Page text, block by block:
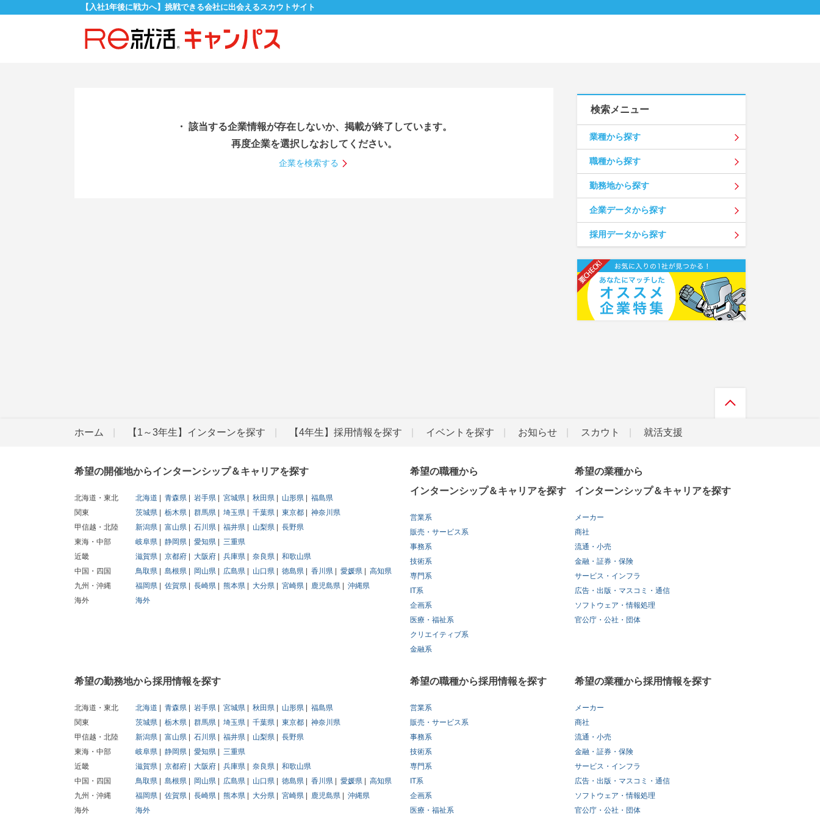
【入社1年後に戦力へ】挑戦できる会社に出会えるスカウトサイト
・ 該当する企業情報が存在しないか、掲載が終了しています。
再度企業を選択しなおしてください。
企業を検索する
検索メニュー
業種から探す
職種から探す
勤務地から探す
企業データから探す
採用データから探す
ホーム 【1～3年生】インターンを探す 【4年生】採用情報を探す イベントを探す お知らせ スカウト 就活支援
希望の開催地からインターンシップ＆キャリアを探す
北海道・東北 北海道 青森県 岩手県 宮城県 秋田県 山形県
福島県
関東
茨城県 栃木県 群馬県 埼玉県 千葉県 東京都
神奈川県
甲信越・北陸
新潟県 富山県 石川県 福井県 山梨県
長野県
東海・中部
岐阜県 静岡県 愛知県
三重県
近畿
滋賀県 京都府 大阪府 兵庫県 奈良県
和歌山県
中国・四国
鳥取県 島根県 岡山県 広島県 山口県 徳島県 香川県 愛媛県
高知県
九州・沖縄
福岡県 佐賀県 長崎県 熊本県 大分県 宮崎県 鹿児島県
沖縄県
海外
海外
希望の職種から
インターンシップ＆キャリアを探す
営業系
販売・サービス系
事務系
技術系
専門系
IT系
企画系
医療・福祉系
クリエイティブ系
金融系
希望の業種から
インターンシップ＆キャリアを探す
メーカー
商社
流通・小売
金融・証券・保険
サービス・インフラ
広告・出版・マスコミ・通信
ソフトウェア・情報処理
官公庁・公社・団体
希望の勤務地から採用情報を探す
北海道・東北 北海道 青森県 岩手県 宮城県 秋田県 山形県
福島県
関東
茨城県 栃木県 群馬県 埼玉県 千葉県 東京都
神奈川県
甲信越・北陸
新潟県 富山県 石川県 福井県 山梨県
長野県
東海・中部
岐阜県 静岡県 愛知県
三重県
近畿
滋賀県 京都府 大阪府 兵庫県 奈良県
和歌山県
中国・四国
鳥取県 島根県 岡山県 広島県 山口県 徳島県 香川県 愛媛県
高知県
九州・沖縄
福岡県 佐賀県 長崎県 熊本県 大分県 宮崎県 鹿児島県
沖縄県
海外
海外
希望の職種から採用情報を探す
営業系
販売・サービス系
事務系
技術系
専門系
IT系
企画系
医療・福祉系
希望の業種から採用情報を探す
メーカー
商社
流通・小売
金融・証券・保険
サービス・インフラ
広告・出版・マスコミ・通信
ソフトウェア・情報処理
官公庁・公社・団体